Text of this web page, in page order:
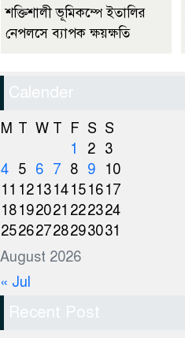
শক্তিশালী ভূমিকম্পে ইতালির
নেপলসে ব্যাপক ক্ষয়ক্ষতি
Calender
August 2026
M T W T F S S
1
2 3
4 5 6 7 8 9
10
11 121314151617
18192021 222324
25262728293031
« Jul
Recent Post